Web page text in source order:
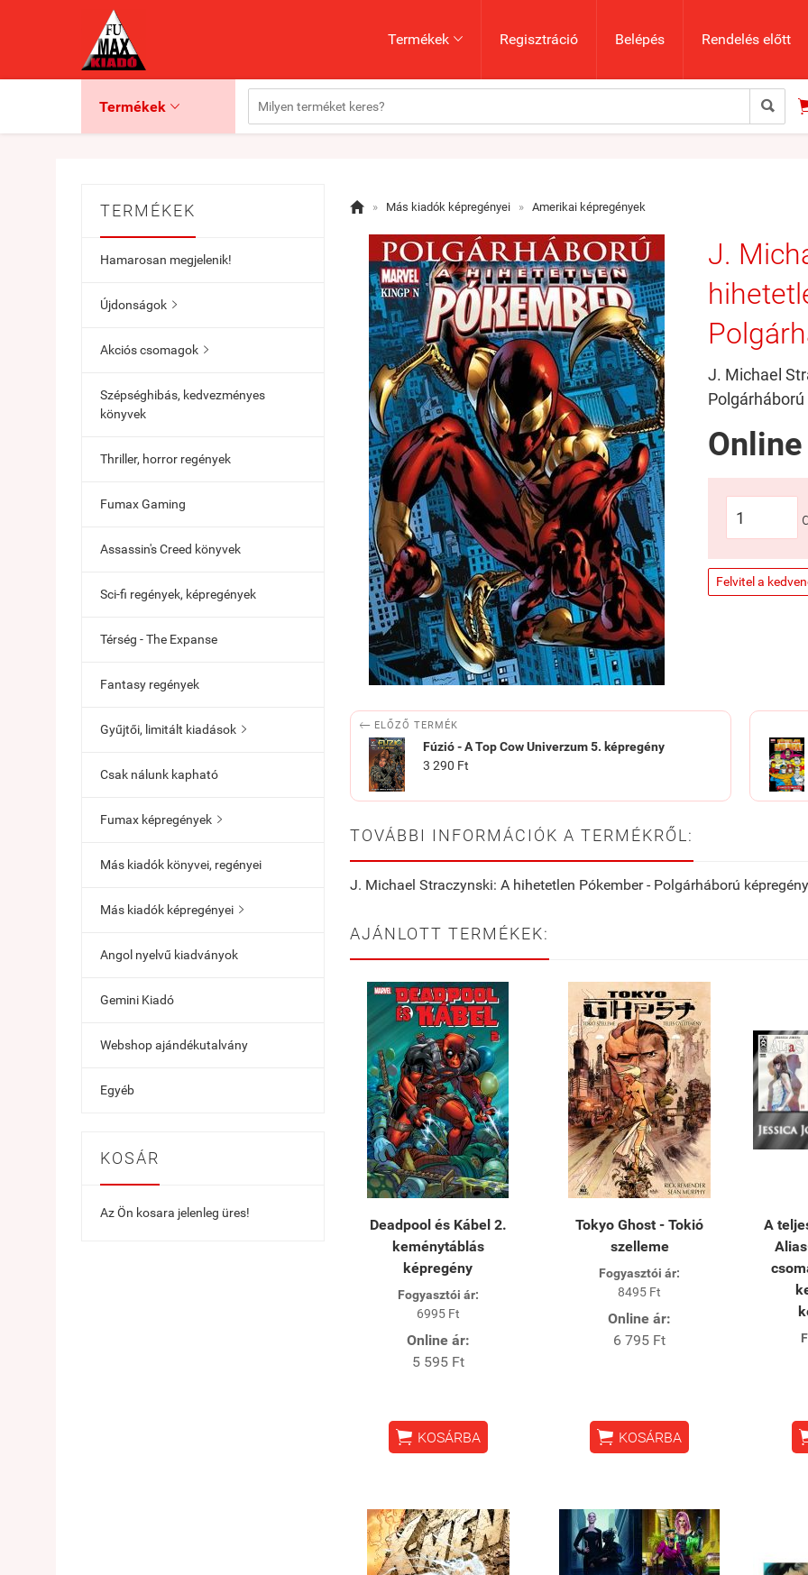
Termékek  Regisztráció Belépés Rendelés előtt
Termékek  
TERMÉKEK
Hamarosan megjelenik!
Újdonságok 
Akciós csomagok 
Szépséghibás, kedvezményes
könyvek
Thriller, horror regények
Fumax Gaming
Assassin's Creed könyvek
Sci-fi regények, képregények
Térség - The Expanse
Fantasy regények
Gyűjtői, limitált kiadások 
Csak nálunk kapható
Fumax képregények 
Más kiadók könyvei, regényei
Más kiadók képregényei 
Angol nyelvű kiadványok
Gemini Kiadó
Webshop ajándékutalvány
Egyéb
KOSÁR
Az Ön kosara jelenleg üres!
 » Más kiadók képregényei » Amerikai képregények
J.
J. Michael
Felvitel a
 ELŐZŐ TERMÉK
Fúzió - A Top Cow Univerzum 5. képregény
3 290 Ft
TOVÁBBI INFORMÁCIÓK A TERMÉKRŐL:
J. Michael Straczynski: A hihetetlen Pókember - Polgárháború képregény
AJÁNLOTT TERMÉKEK:
Deadpool és Kábel 2.
keménytáblás
képregény
Fogyasztói ár:
6995 Ft
Online ár:
5 595 Ft
 KOSÁRBA
Tokyo Ghost - Tokió
szelleme
Fogyasztói ár:
8495 Ft
Online ár:
6 795 Ft
 KOSÁRBA
A